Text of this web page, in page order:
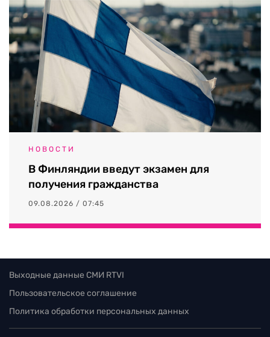
НОВОСТИ
В Финляндии введут экзамен для
получения гражданства
09.08.2026 / 07:45
Выходные данные СМИ RTVI
Пользовательское соглашение
Политика обработки персональных данных